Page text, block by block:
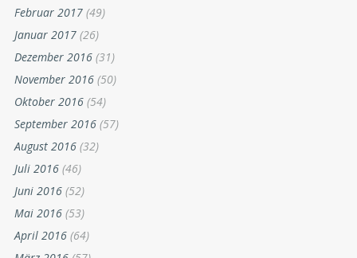
Februar 2017 (49)
Januar 2017 (26)
Dezember 2016 (31)
November 2016 (50)
Oktober 2016 (54)
September 2016 (57)
August 2016 (32)
Juli 2016 (46)
Juni 2016 (52)
Mai 2016 (53)
April 2016 (64)